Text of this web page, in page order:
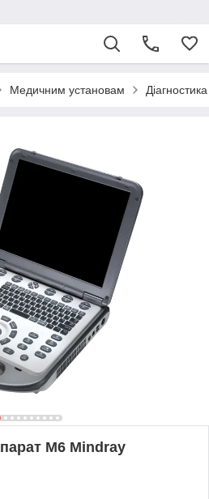
Медичним установам Діагностика
M6 Mindray